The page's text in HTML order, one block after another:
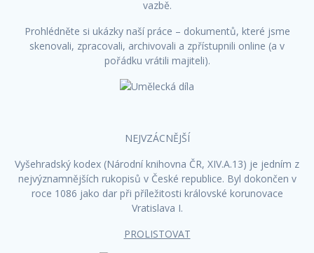
vazbě.
Prohlédněte si ukázky naší práce – dokumentů, které jsme
skenovali, zpracovali, archivovali a zpřístupnili online (a v
pořádku vrátili majiteli).
NEJVZÁCNĚJŠÍ
Vyšehradský kodex (Národní knihovna ČR, XIV.A.13) je jedním z
nejvýznamnějších rukopisů v České republice. Byl dokončen v
roce 1086 jako dar při příležitosti královské korunovace
Vratislava I.
PROLISTOVAT